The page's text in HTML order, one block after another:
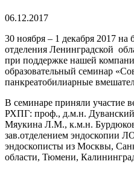
06.12.2017
30 ноября – 1 декабря 2017 на
отделения Ленинградской
при поддержке нашей
образовательный семинар
панкреатобилиарные
В семинаре приняли участие
РХПГ: проф., д.м.н.
Мяукина Л.М., к.м.н.
зав.отделением эндоскопии
эндоскописты из Москвы,
области, Тюмени,